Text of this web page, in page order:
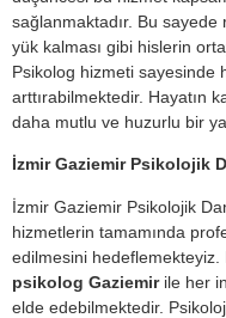
sağlanmaktadır. Bu
yük kalması gibi hislerin
Psikolog hizmeti sayesinde
arttırabilmektedir. Hayatın
daha mutlu ve huzurlu bir
İzmir Gaziemir Psikolojik
İzmir Gaziemir Psikolojik
hizmetlerin tamamında
edilmesini hedeflemekteyiz.
psikolog Gaziemirile her
elde edebilmektedir.